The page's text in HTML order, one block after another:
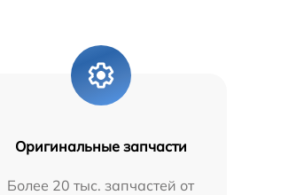
Оригинальные запчасти
Более 20 тыс. запчастей от